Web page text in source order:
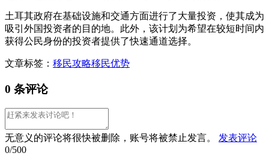
土耳其政府在基础设施和交通方面进行了大量投资，使其成为
吸引外国投资者的目的地。此外，该计划为希望在较短时间内
获得公民身份的投资者提供了快速通道选择。
文章标签： 移民攻略移民优势
0 条评论
无意义的评论将很快被删除，账号将被禁止发言。
发表评论
0/500